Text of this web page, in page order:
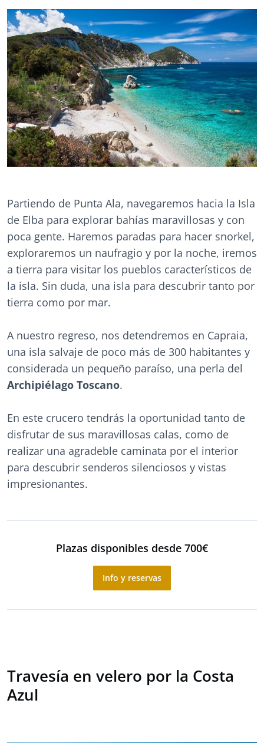
Partiendo de Punta Ala, navegaremos hacia la Isla
de Elba para explorar bahías maravillosas y con
poca gente. Haremos paradas para hacer snorkel,
exploraremos un naufragio y por la noche, iremos
a tierra para visitar los pueblos característicos de
la isla. Sin duda, una isla para descubrir tanto por
tierra como por mar.
A nuestro regreso, nos detendremos en Capraia,
una isla salvaje de poco más de 300 habitantes y
considerada un pequeño paraíso, una perla del
Archipiélago Toscano.
En este crucero tendrás la oportunidad tanto de
disfrutar de sus maravillosas calas, como de
realizar una agradeble caminata por el interior
para descubrir senderos silenciosos y vistas
impresionantes.
Plazas disponibles desde 700€
Info y reservas
Travesía en velero por la Costa
Azul